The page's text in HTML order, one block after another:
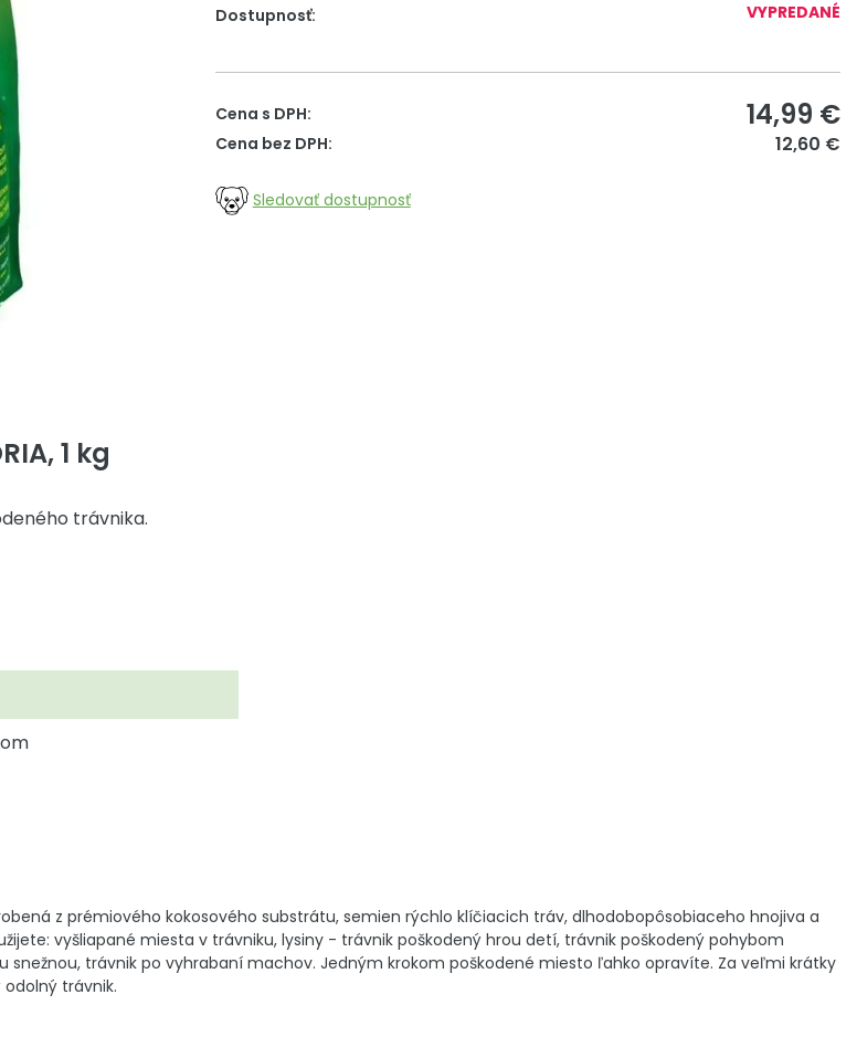
Dostupnosť:
VYPREDANÉ
Cena s DPH: 14,99 €
Cena bez DPH: 12,60 €
Sledovať dostupnosť
1 kg
trávnika.
z prémiového kokosového substrátu, semien rýchlo klíčiacich tráv, dlhodobopôsobiaceho hnojiva a
vyšliapané miesta v trávniku, lysiny - trávnik poškodený hrou detí, trávnik poškodený pohybom
trávnik po vyhrabaní machov. Jedným krokom poškodené miesto ľahko opravíte. Za veľmi krátky
trávnik.